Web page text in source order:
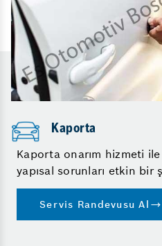
Kaporta
Kaporta onarım hizmeti
yapısal sorunları etkin bir
Servis Randevusu Al